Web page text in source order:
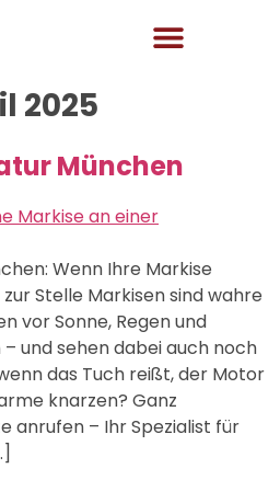
2025
München
Wenn Ihre Markise
Stelle Markisen sind wahre
vor Sonne, Regen und
und sehen dabei auch noch
das Tuch reißt, der Motor
knarzen? Ganz
anrufen – Ihr Spezialist für